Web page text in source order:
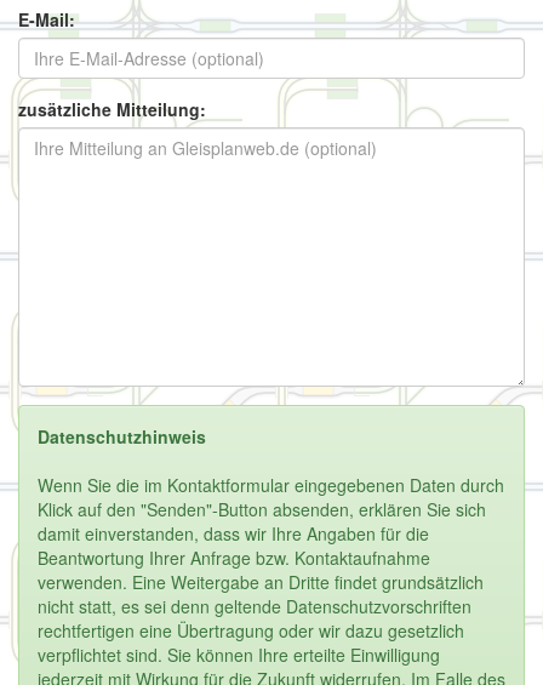
E-Mail:
zusätzliche Mitteilung:
Datenschutzhinweis
Wenn Sie die im Kontaktformular eingegebenen Daten durch
Klick auf den "Senden"-Button absenden, erklären Sie sich
damit einverstanden, dass wir Ihre Angaben für die
Beantwortung Ihrer Anfrage bzw. Kontaktaufnahme
verwenden. Eine Weitergabe an Dritte findet grundsätzlich
nicht statt, es sei denn geltende Datenschutzvorschriften
rechtfertigen eine Übertragung oder wir dazu gesetzlich
verpflichtet sind. Sie können Ihre erteilte Einwilligung
jederzeit mit Wirkung für die Zukunft widerrufen. Im Falle des